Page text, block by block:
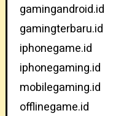
gamingandroid.id
gamingterbaru.id
iphonegame.id
iphonegaming.id
mobilegaming.id
offlinegame.id